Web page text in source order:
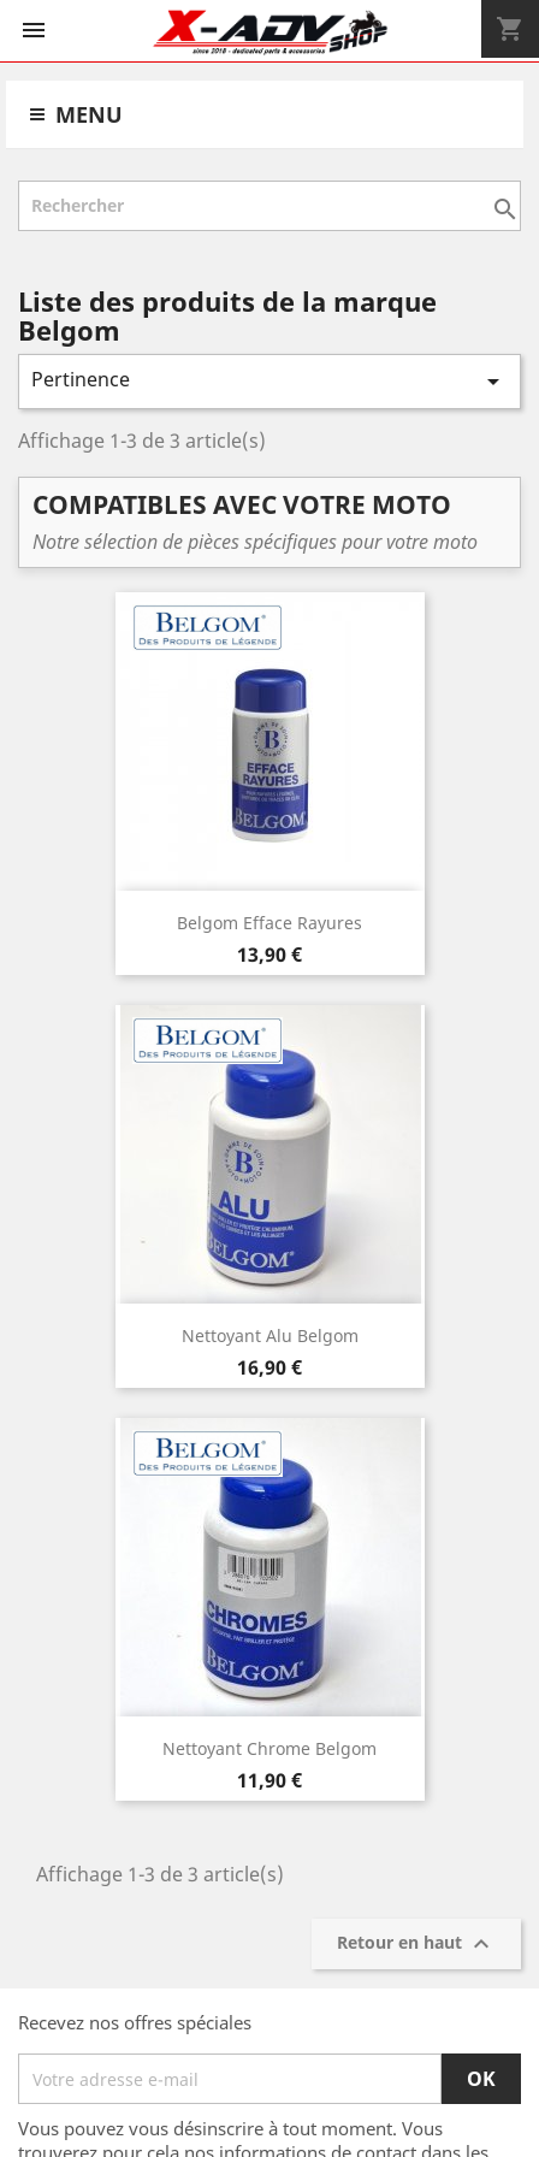
 shopping_cart
MENU

Liste des produits de la marque
Belgom
Pertinence 
Affichage 1-3 de 3 article(s)
COMPATIBLES AVEC VOTRE MOTO
Notre sélection de pièces spécifiques pour votre moto
Belgom Efface Rayures
Prix
13,90 €
Nettoyant Alu Belgom
Prix
16,90 €
Nettoyant Chrome Belgom
Prix
11,90 €
Affichage 1-3 de 3 article(s)
Retour en haut 
Recevez nos offres spéciales
Vous pouvez vous désinscrire à tout moment. Vous
trouverez pour cela nos informations de contact dans les